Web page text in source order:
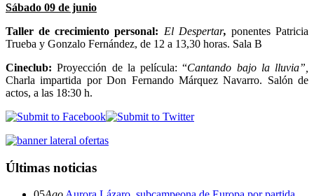
Sábado 09 de junio
Taller de crecimiento personal: El Despertar, ponentes Patricia
Trueba y Gonzalo Fernández, de 12 a 13,30 horas. Sala B
Cineclub:Proyección de la película: “Cantando bajo la lluvia”,
Charla impartida por Don Fernando Márquez Navarro. Salón de
actos, a las 18:30 h.
Últimas noticias